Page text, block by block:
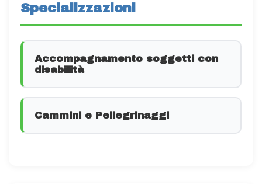
Specializzazioni
Accompagnamento soggetti con
disabilità
Cammini e Pellegrinaggi